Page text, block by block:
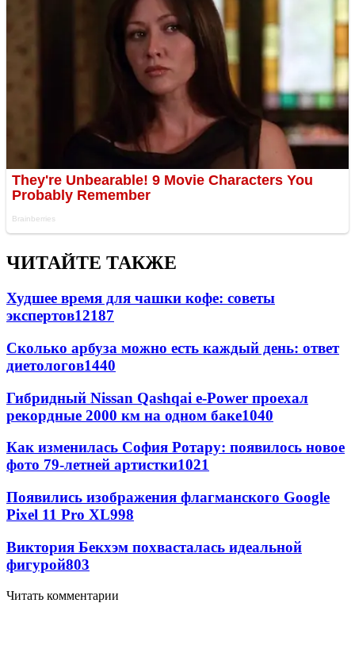
ЧИТАЙТЕ ТАКЖЕ
Худшее время для чашки кофе: советы
экспертов12187
Сколько арбуза можно есть каждый день: ответ
диетологов1440
Гибридный Nissan Qashqai e-Power проехал
рекордные 2000 км на одном баке1040
Как изменилась София Ротару: появилось новое
фото 79-летней артистки1021
Появились изображения флагманского Google
Pixel 11 Pro XL998
Виктория Бекхэм похвасталась идеальной
фигурой803
Читать комментарии